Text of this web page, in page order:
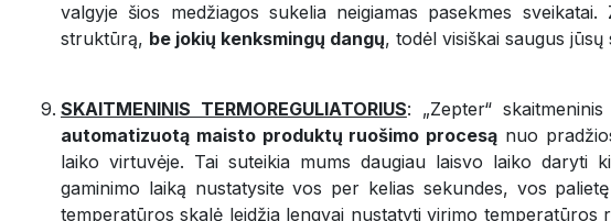
valgyje šios medžiagos sukelia neigiamas pasekmes
struktūrą, be jokių kenksmingų dangų, todėl visiškai saugus
SKAITMENINIS TERMOREGULIATORIUS: „Zepter“
automatizuotą maisto produktų ruošimo procesą nuo
laiko virtuvėje. Tai suteikia mums daugiau laisvo laiko daryti
gaminimo laiką nustatysite vos per kelias sekundes, vos
temperatūros skalė leidžia lengvai nustatyti virimo